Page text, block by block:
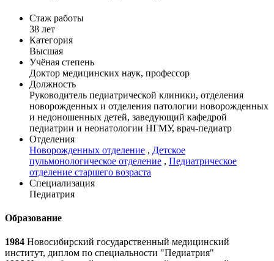
Стаж работы
38 лет
Категория
Высшая
Учёная степень
Доктор медицинских наук, профессор
Должность
Руководитель педиатрической клиники, отделения
новорожденных и отделения патологии новорожденных
и недоношенных детей, заведующий кафедрой
педиатрии и неонатологии НГМУ, врач-педиатр
Отделения
Новорожденных отделение , Детское
пульмонологическое отделение , Педиатрическое
отделение старшего возраста
Специализация
Педиатрия
Образование
1984 Новосибирский государственный медицинский
институт, диплом по специальности "Педиатрия"